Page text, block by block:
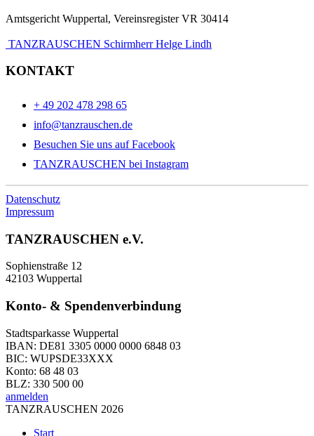
Amtsgericht Wuppertal, Vereinsregister VR 30414
TANZRAUSCHEN Schirmherr Helge Lindh
KONTAKT
+ 49 202 478 298 65
info@tanzrauschen.de
Besuchen Sie uns auf Facebook
TANZRAUSCHEN bei Instagram
Datenschutz
Impressum
TANZRAUSCHEN e.V.
Sophienstraße 12
42103 Wuppertal
Konto- & Spendenverbindung
Stadtsparkasse Wuppertal
IBAN: DE81 3305 0000 0000 6848 03
BIC: WUPSDE33XXX
Konto: 68 48 03
BLZ: 330 500 00
anmelden
TANZRAUSCHEN 2026
Start